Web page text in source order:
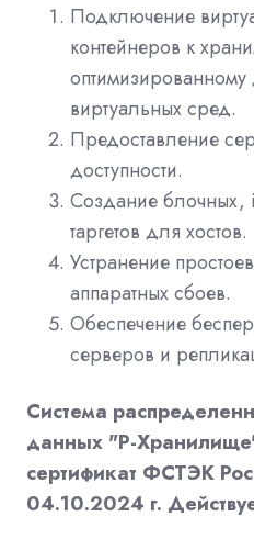
Подключение
контейнеров к
виртуальных сред.
Предоставление
доступности.
Создание блочных,
таргетов для хостов.
Устранение
аппаратных сбоев.
Обеспечение
серверов и
Система
данных "Р-
сертификат ФСТЭК
04.10.2024 г.